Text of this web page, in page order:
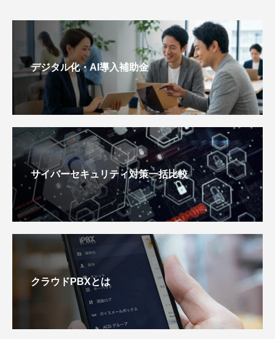
デジタル化・AI導入補助金
サイバーセキュリティ対策一括比較
クラウドPBXとは